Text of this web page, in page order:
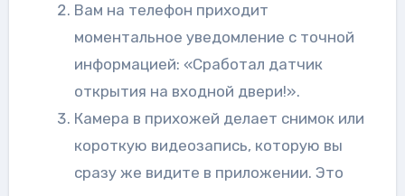
Вам на телефон приходит
моментальное уведомление с точной
информацией: «Сработал датчик
открытия на входной двери!».
Камера в прихожей делает снимок или
короткую видеозапись, которую вы
сразу же видите в приложении. Это